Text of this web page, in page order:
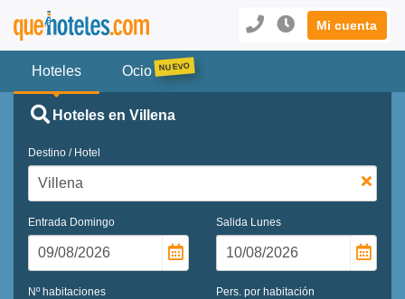
Mi cuenta
Hoteles Ocio
Hoteles en Villena
Destino / Hotel
Entrada Domingo Salida Lunes
Nº habitaciones Pers. por habitación